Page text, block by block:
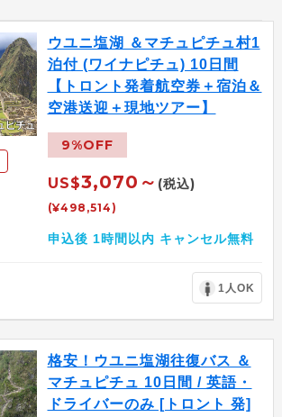
ウユニ塩湖 ＆マチュピチュ村1
泊付 (ワイナピチュ) 10日間
【トロント発着航空券＋宿泊＆
空港送迎＋現地ツアー】
9%OFF
US$3,070～ (税込)
(¥498,514)
申込後 1時間以内 キャンセル無料
1人OK
格安！ウユニ塩湖往復バス ＆
マチュピチュ 10日間 / 英語・
ドライバーのみ [トロント 発]